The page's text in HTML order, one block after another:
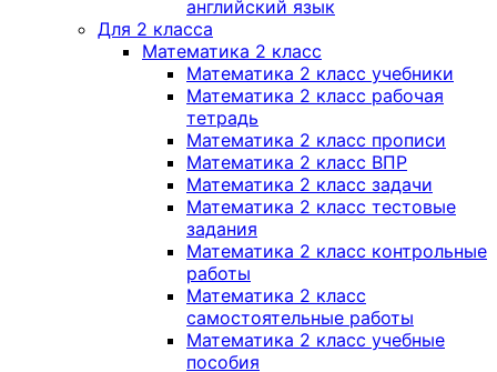
английский язык
Для 2 класса
Математика 2 класс
Математика 2 класс учебники
Математика 2 класс рабочая
тетрадь
Математика 2 класс прописи
Математика 2 класс ВПР
Математика 2 класс задачи
Математика 2 класс тестовые
задания
Математика 2 класс контрольные
работы
Математика 2 класс
самостоятельные работы
Математика 2 класс учебные
пособия